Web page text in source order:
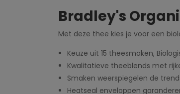
Bradley's
Met deze thee kies je voor een
Keuze uit 15 theesmaken,
Kwalitatieve theeblends met
Smaken weerspiegelen de
Heatseal enveloppen